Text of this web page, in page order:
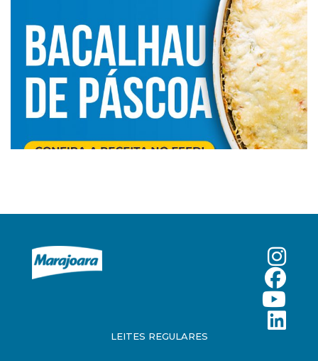
LEITES REGULARES